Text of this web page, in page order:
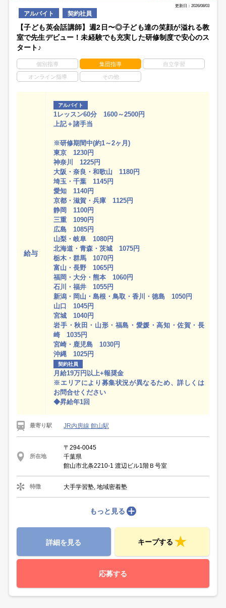
更新日：2026/08/03
アルバイト 契約社員
【子ども英会話講師】週2日〜◎子ども達の笑顔が溢れる教
室で先生デビュー！未経験でも充実した研修制度で安心のス
タート♪
個別指導 集団指導 自立学習
オンライン指導 その他
給与
アルバイト
1レッスン60分 1600～2500円
上記＋諸手当
※研修期間中(約1～2ヶ月)
東京 1230円
神奈川 1225円
大阪・奈良・和歌山 1180円
埼玉・千葉 1145円
愛知 1140円
京都・滋賀・兵庫 1125円
静岡 1100円
三重 1090円
広島 1085円
山梨・岐阜 1080円
北海道・青森・茨城 1075円
栃木・群馬 1070円
富山・長野 1065円
福岡・大分・熊本 1060円
石川・福井 1055円
新潟・岡山・島根・鳥取・香川・徳島 1050円
山口 1045円
宮城 1040円
岩手・秋田・山形・福島・愛媛・高知・佐賀・長
崎 1035円
宮崎・鹿児島 1030円
沖縄 1025円
契約社員
月給19万円以上+報奨金
※エリアにより募集状況が異なるため、詳しくは
お問合せください
◆昇給年1回
最寄り駅 JR内房線 館山駅
所在地
〒294-0045
千葉県
館山市北条2210-1 渡辺ビル1階Ｂ号室
特徴 大手学習塾, 地域密着塾
もっと見る
詳細を見る キープする
応募する